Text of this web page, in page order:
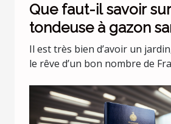
Que faut-il savoir
tondeuse à gazon
batterie 36 v
CLMA4820L2-QW ?
Il est très bien d’avoir un
le rêve d’un bon nombre de